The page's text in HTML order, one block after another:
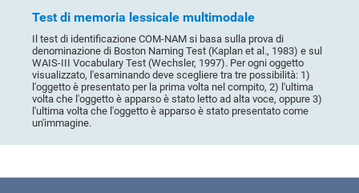
Test di memoria lessicale multimodale
Il test di identificazione COM-NAM si basa sulla prova di
denominazione di Boston Naming Test (Kaplan et al., 1983) e sul
WAIS-III Vocabulary Test (Wechsler, 1997). Per ogni oggetto
visualizzato, l'esaminando deve scegliere tra tre possibilità: 1)
l'oggetto è presentato per la prima volta nel compito, 2) l'ultima
volta che l'oggetto è apparso è stato letto ad alta voce, oppure 3)
l'ultima volta che l'oggetto è apparso è stato presentato come
un'immagine.